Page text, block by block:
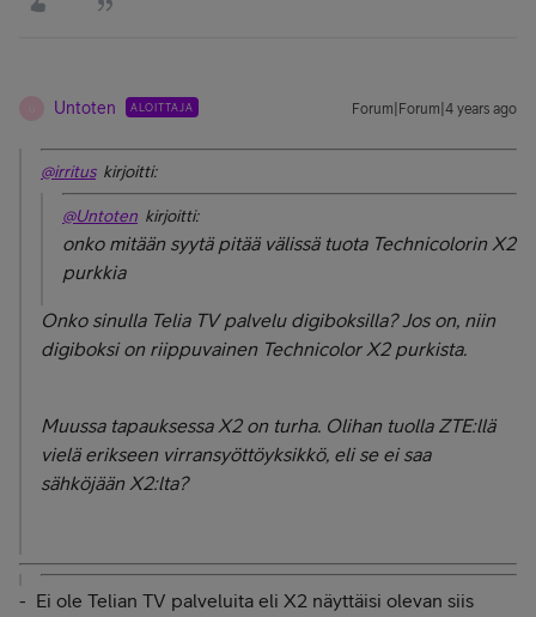
Untoten ALOITTAJA Forum|Forum|4 years ago
@irrituskirjoitti:
@Untoten kirjoitti:
onko mitään syytä pitää välissä tuota Technicolorin X2
purkkia
Onko sinulla Telia TV palvelu digiboksilla? Jos on, niin
digiboksi on riippuvainen Technicolor X2 purkista.
Muussa tapauksessa X2 on turha. Olihan tuolla ZTE:llä
vielä erikseen virransyöttöyksikkö, eli se ei saa
sähköjään X2:lta?
- Ei ole Telian TV palveluita eli X2 näyttäisi olevan siis